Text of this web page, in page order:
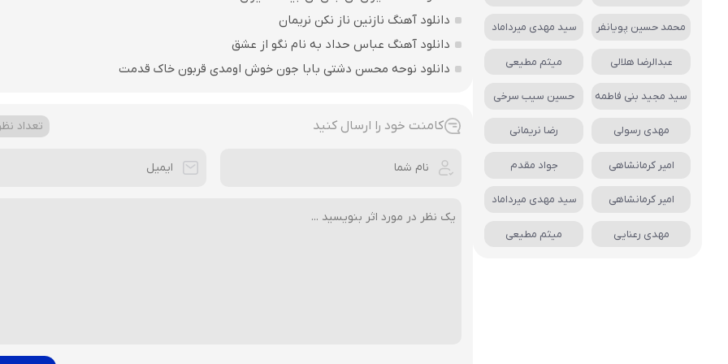
دانلود آهنگ نازنین ناز نکن نریمان
دانلود آهنگ عباس حداد به نام نگو از عشق
دانلود نوحه محسن دشتی بابا جون خوش اومدی قربون خاک قدمت
کامنت خود را ارسال کنید تعداد
محمد حسین پویانفر سید مهدی میرداماد
عبدالرضا هلالی میثم مطیعی
سید مجید بنی فاطمه حسین سیب سرخی
مهدی رسولی رضا نریمانی
امیر کرمانشاهی جواد مقدم
امیر کرمانشاهی سید مهدی میرداماد
مهدی رعنایی میثم مطیعی